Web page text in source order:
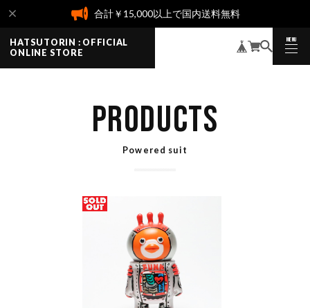
合計￥15,000以上で国内送料無料
HATSUTORIN : OFFICIAL
ONLINE STORE
MENU
CLOSE
PRODUCTS
Powered suit